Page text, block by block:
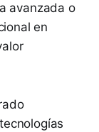
avanzada o
en